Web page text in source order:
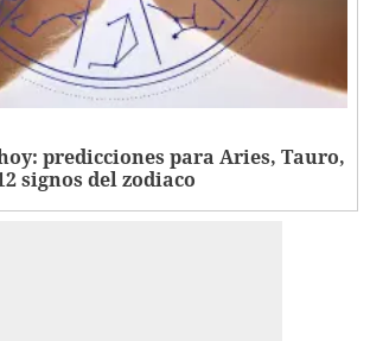
predicciones para Aries, Tauro,
signos del zodiaco